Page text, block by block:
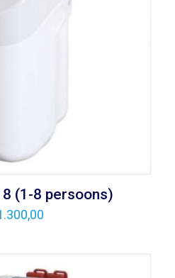
(1-8 persoons)